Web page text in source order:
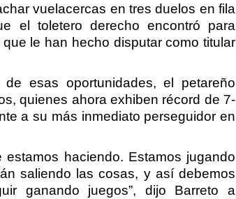
vuelacercas en tres duelos en fila
el toletero derecho encontró para
le han hecho disputar como titular
esas oportunidades, el petareño
quienes ahora exhiben récord de 7-
a su más inmediato perseguidor en
haciendo. Estamos jugando
saliendo las cosas, y así debemos
ganando juegos”, dijo Barreto a